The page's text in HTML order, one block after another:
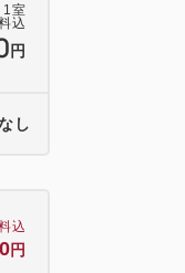
崎
1室
込
円
し
込
円